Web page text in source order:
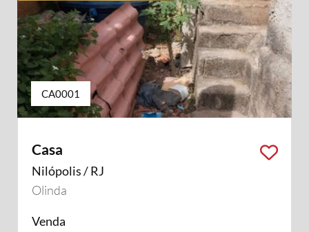
CA0001
Casa
Nilópolis / RJ
Olinda
Venda